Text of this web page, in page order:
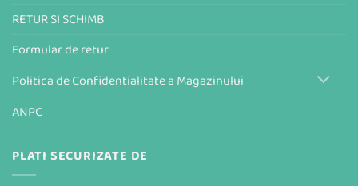
RETUR SI SCHIMB
Formular de retur
Politica de Confidentialitate a Magazinului
ANPC
PLATI SECURIZATE DE